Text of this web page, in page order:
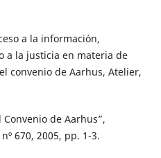
a la información,
a la justicia en materia de
convenio de Aarhus, Atelier,
Convenio de Aarhus”,
670, 2005, pp. 1-3.